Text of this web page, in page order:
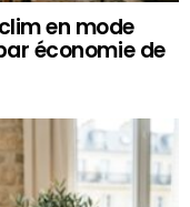
en mode
économie de